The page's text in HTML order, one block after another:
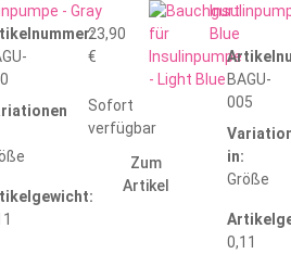
- Gray
23,90
€
Sofort
verfügbar
Zum
Artikel
Blue
BAGU-
005
in:
Größe
0,11